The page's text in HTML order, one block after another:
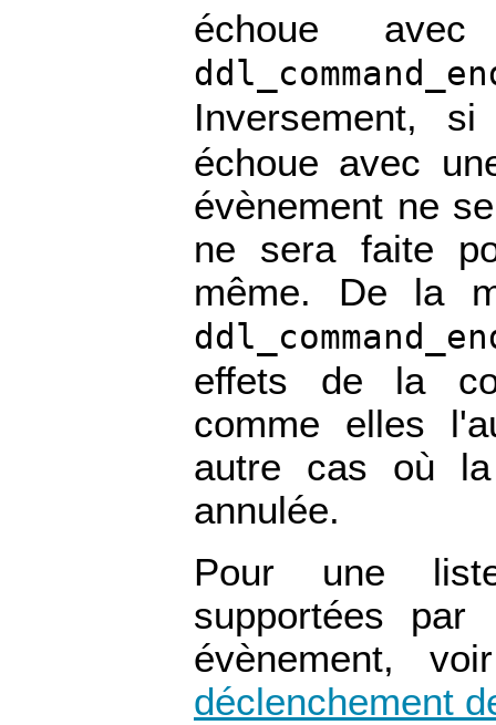
échoue
Inversement,
échoue avec
évènement ne
ne sera faite
même. De la
effets de la
comme elles
autre cas où
annulée.
Pour une
supportées
évènement,
déclenchement